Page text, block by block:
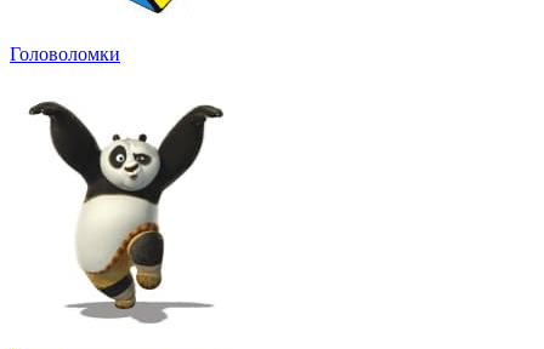
Головоломки